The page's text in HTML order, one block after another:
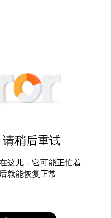
稍后重试
这儿，它可能正忙着
就能恢复正常